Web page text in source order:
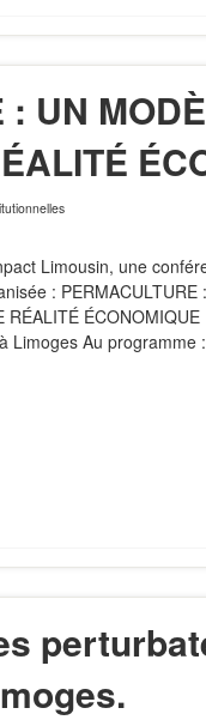
UN
Limousin, une
: PERMACULTURE
RÉALITÉ
Limoges Au programme